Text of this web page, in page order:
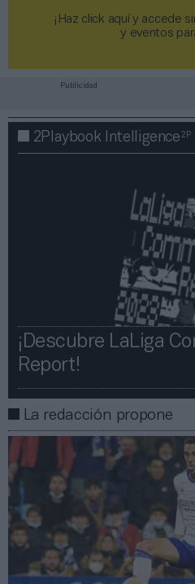
¡Haz click aquí y accede
y eventos
Publicidad
2Playbook Intelligence2P
¡Descubre LaLiga
Report!​​
La redacción propone